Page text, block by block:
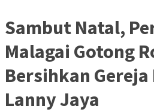
Sambut Natal,
Malagai Gotong
Bersihkan
Lanny Jaya